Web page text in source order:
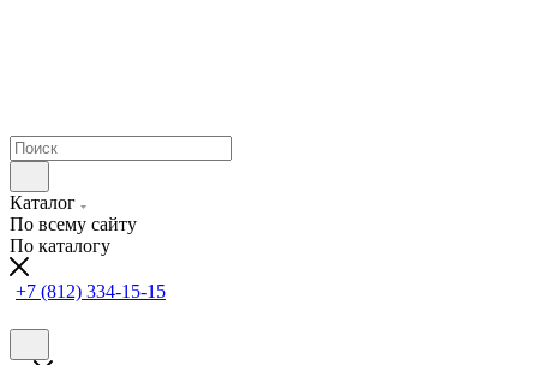
Каталог
По всему сайту
По каталогу
+7 (812) 334-15-15